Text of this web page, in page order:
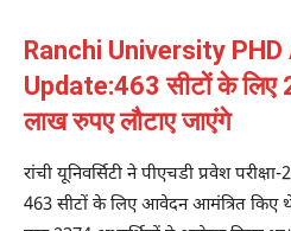
Ranchi University
Update:463 सीटों के
लाख रुपए लौटाए जाएंगे
रांची यूनिवर्सिटी ने पीएचडी प्रवेश
463 सीटों के लिए आवेदन आमंत्रित किए